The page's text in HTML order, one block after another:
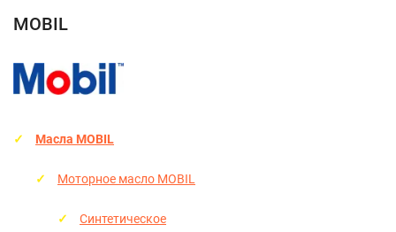
MOBIL
Масла MOBIL
Моторное масло MOBIL
Синтетическое